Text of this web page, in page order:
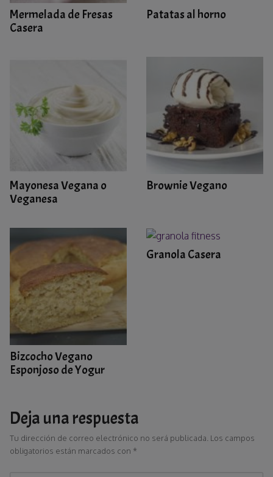
Mermelada de Fresas
Casera
Patatas al horno
Mayonesa Vegana o
Veganesa
Brownie Vegano
Bizcocho Vegano
Esponjoso de Yogur
Granola Casera
Deja una respuesta
Tu dirección de correo electrónico no será publicada. Los campos
obligatorios están marcados con *